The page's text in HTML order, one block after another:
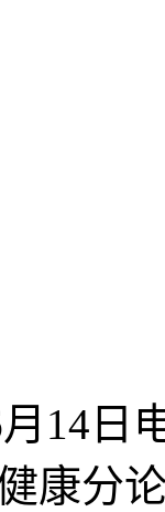
14日
康分